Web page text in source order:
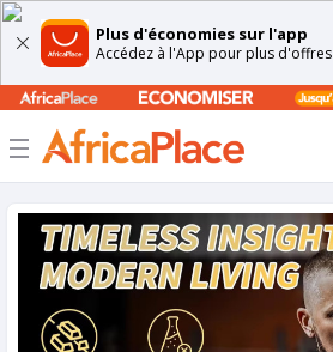
Plus d'économies sur l'app
Accédez à l'App pour plus d'offres